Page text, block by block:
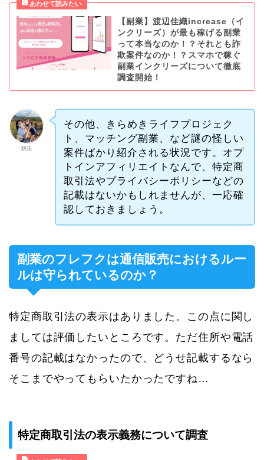
【副業】渡辺佳織increase（イ
ンクリーズ）が最も稼げる副業
って本当なのか！？それとも詐
欺案件なのか！？スマホで稼ぐ
副業インクリーズについて徹底
調査開始！
釼法
その他、きらめきライフプロジェク
ト、マッチング副業、など謎の怪しい
案件ばかり紹介される状況です。オプ
トインアフィリエイトなんで、特定商
取引法やプライバシーポリシーなどの
記載はないかもしれませんが、一応確
認しておきましょう。
副業のフレフクは通信販売におけるルー
ルは守られているのか？
特定商取引法の表示はありました。この点に関し
ましては評価したいところです。ただ住所や電話
番号の記載はなかったので、どうせ記載するなら
そこまでやってもらいたかったですね…
特定商取引法の表示義務について調査